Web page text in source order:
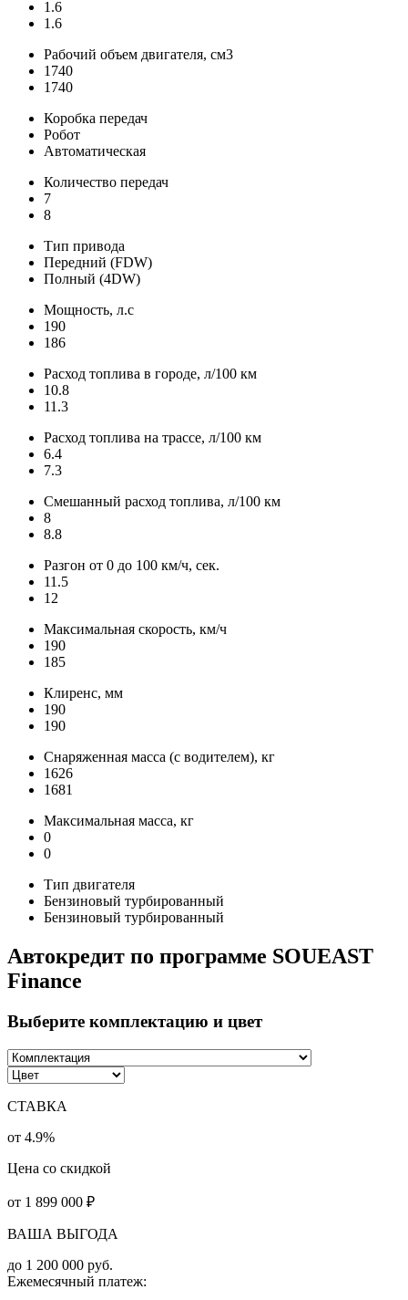
1.6
1.6
Рабочий объем двигателя, см3
1740
1740
Коробка передач
Робот
Автоматическая
Количество передач
7
8
Тип привода
Передний (FDW)
Полный (4DW)
Мощность, л.с
190
186
Расход топлива в городе, л/100 км
10.8
11.3
Расход топлива на трассе, л/100 км
6.4
7.3
Смешанный расход топлива, л/100 км
8
8.8
Разгон от 0 до 100 км/ч, сек.
11.5
12
Максимальная скорость, км/ч
190
185
Клиренс, мм
190
190
Снаряженная масса (с водителем), кг
1626
1681
Максимальная масса, кг
0
0
Тип двигателя
Бензиновый турбированный
Бензиновый турбированный
Автокредит по программе SOUEAST
Finance
Выберите комплектацию и цвет
СТАВКА
от 4.9%
Цена со скидкой
от 1 899 000 ₽
ВАША ВЫГОДА
до 1 200 000 руб.
Ежемесячный платеж: